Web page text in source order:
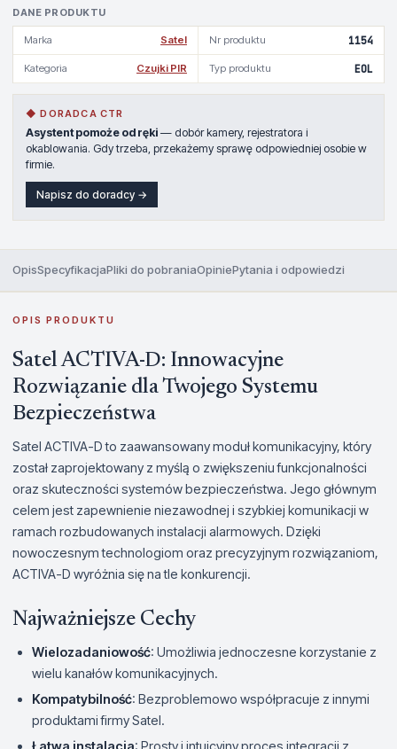
DANE PRODUKTU
Marka Satel Nr produktu 1154
Kategoria Czujki PIR Typ produktu EOL
◆ DORADCA CTR
Asystent pomoże od ręki — dobór kamery, rejestratora i
okablowania. Gdy trzeba, przekażemy sprawę odpowiedniej osobie w
firmie.
Napisz do doradcy →
OpisSpecyfikacjaPliki do pobraniaOpiniePytania i odpowiedzi
OPIS PRODUKTU
Satel ACTIVA-D: Innowacyjne
Rozwiązanie dla Twojego Systemu
Bezpieczeństwa
Satel ACTIVA-D to zaawansowany moduł komunikacyjny, który
został zaprojektowany z myślą o zwiększeniu funkcjonalności
oraz skuteczności systemów bezpieczeństwa. Jego głównym
celem jest zapewnienie niezawodnej i szybkiej komunikacji w
ramach rozbudowanych instalacji alarmowych. Dzięki
nowoczesnym technologiom oraz precyzyjnym rozwiązaniom,
ACTIVA-D wyróżnia się na tle konkurencji.
Najważniejsze Cechy
Wielozadaniowość: Umożliwia jednoczesne korzystanie z
wielu kanałów komunikacyjnych.
Kompatybilność: Bezproblemowo współpracuje z innymi
produktami firmy Satel.
Łatwa instalacja: Prosty i intuicyjny proces integracji z